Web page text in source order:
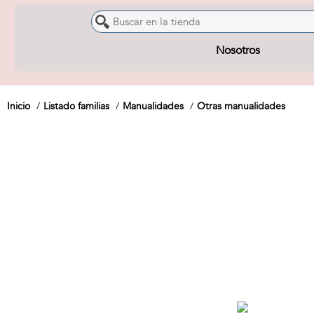
Nosotros
Inicio Listado familias Manualidades Otras manualidades